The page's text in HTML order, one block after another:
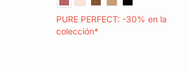
PURE PERFECT: -30% en la
colección*